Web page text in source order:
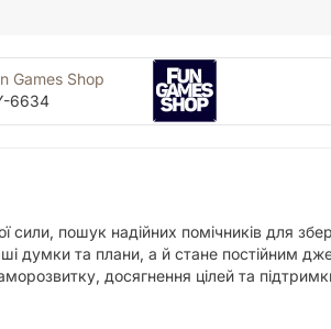
Games Shop
6634
сили, пошук надійних помічників для
думки та плани, а й стане постійним
досягнення цілей та